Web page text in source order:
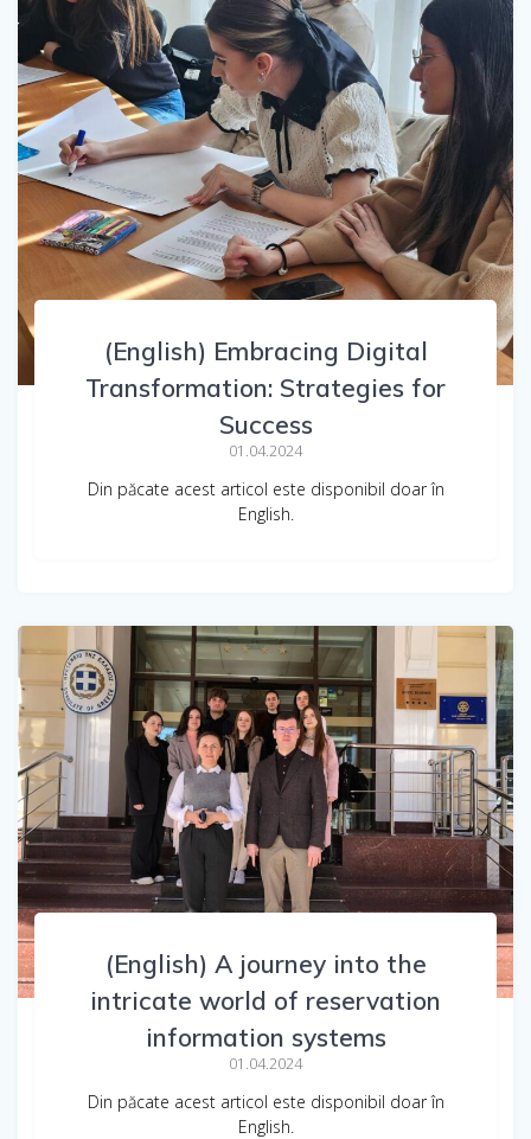
(English) Embracing Digital
Transformation: Strategies for
Success
01.04.2024
Din păcate acest articol este disponibil doar în
English.
(English) A journey into the
intricate world of reservation
information systems
01.04.2024
Din păcate acest articol este disponibil doar în
English.